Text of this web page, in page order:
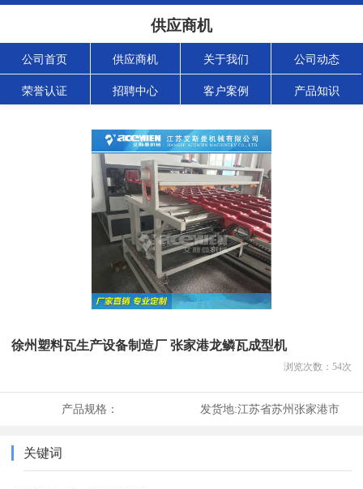
供应商机
公司首页 供应商机 关于我们 公司动态
荣誉认证 招聘中心 客户案例 产品知识
徐州塑料瓦生产设备制造厂 张家港龙鳞瓦成型机
浏览次数： 54次
产品规格： 发货地:江苏省苏州张家港市
关键词